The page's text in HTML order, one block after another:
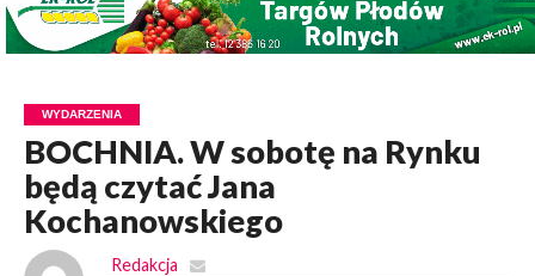
WYDARZENIA
BOCHNIA. W sobotę na Rynku
będą czytać Jana
Kochanowskiego
Redakcja